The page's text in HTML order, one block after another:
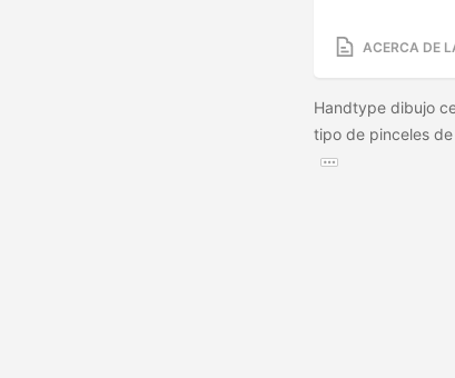
ACERCA DE
Handtype dibujo
tipo de pinceles